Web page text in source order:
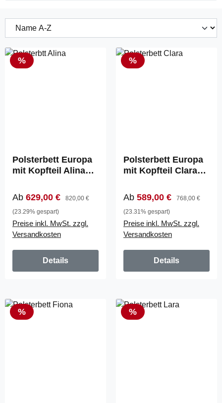
Rabatt
%
Polsterbett Europa
mit Kopfteil Alina
Verkaufspreis:
Ab 629,00 € Regulärer Preis:
820,00 €
(23.29% gespart)
Preise inkl. MwSt. zzgl.
Versandkosten
Details
Rabatt
%
Polsterbett Europa
mit Kopfteil Clara
Verkaufspreis:
Ab 589,00 € Regulärer Preis:
768,00 €
(23.31% gespart)
Preise inkl. MwSt. zzgl.
Versandkosten
Details
Rabatt
% Rabatt
%